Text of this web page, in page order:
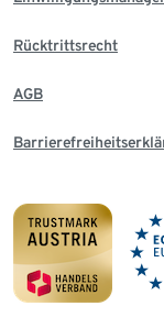
Rücktrittsrecht
AGB